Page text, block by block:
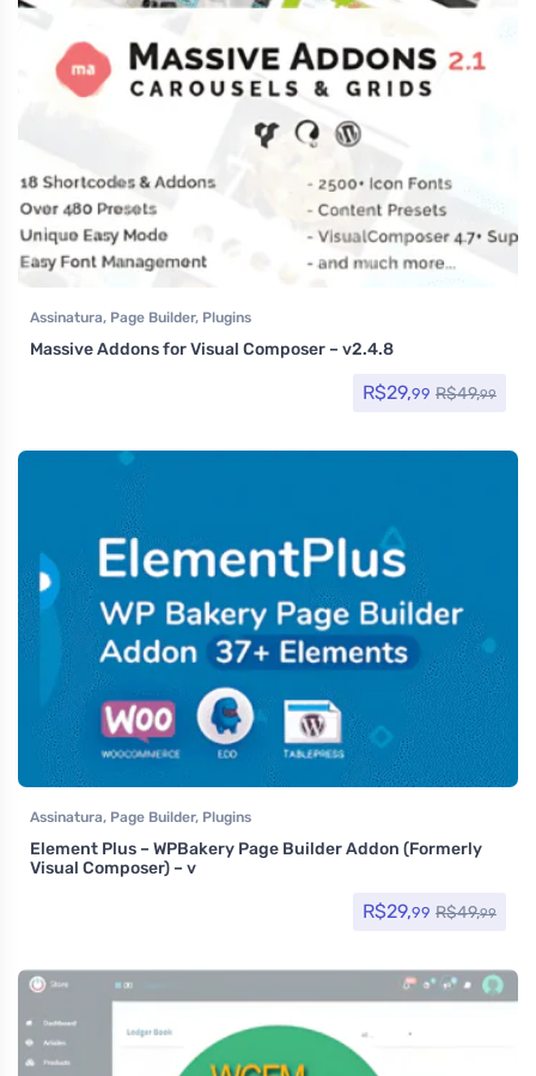
Assinatura, Page Builder, Plugins
Massive Addons for Visual Composer – v2.4.8
R$29,99 R$49,99
Assinatura, Page Builder, Plugins
Element Plus – WPBakery Page Builder Addon (Formerly
Visual Composer) – v
R$29,99 R$49,99